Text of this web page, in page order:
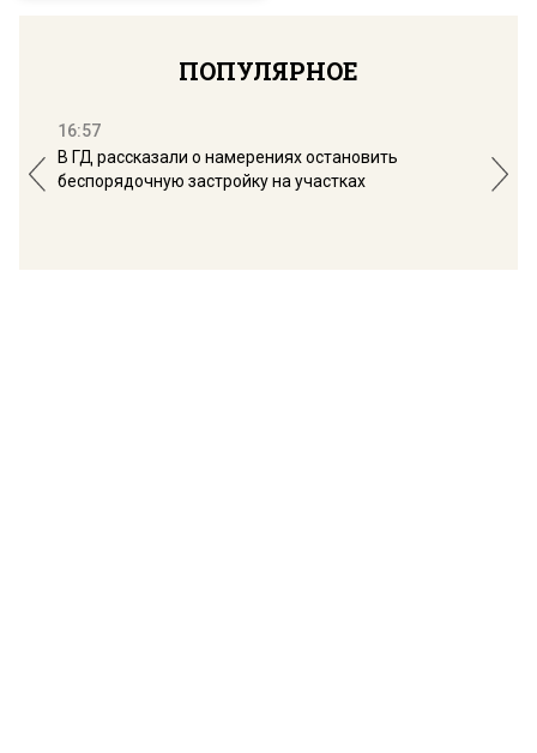
ПОПУЛЯРНОЕ
16:57
В ГД рассказали о намерениях остановить
беспорядочную застройку на участках